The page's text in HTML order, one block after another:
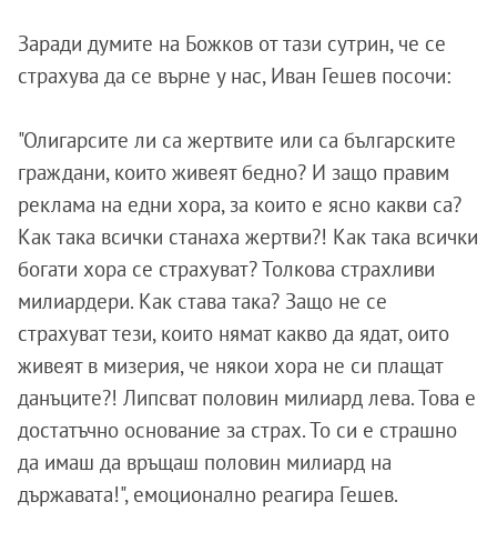
Заради думите на Божков от тази сутрин, че се
страхува да се върне у нас, Иван Гешев посочи:
"Олигарсите ли са жертвите или са българските
граждани, които живеят бедно? И защо правим
реклама на едни хора, за които е ясно какви са?
Как така всички станаха жертви?! Как така всички
богати хора се страхуват? Толкова страхливи
милиардери. Как става така? Защо не се
страхуват тези, които нямат какво да ядат, оито
живеят в мизерия, че някои хора не си плащат
данъците?! Липсват половин милиард лева. Това е
достатъчно основание за страх. То си е страшно
да имаш да връщаш половин милиард на
държавата!", емоционално реагира Гешев.